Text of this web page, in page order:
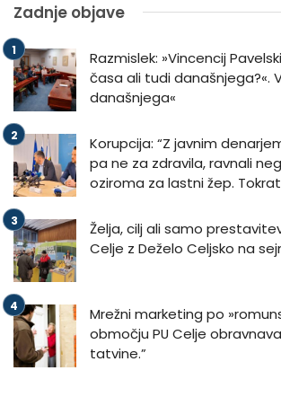
Zadnje objave
Razmislek: »Vincencij
časa ali tudi današnjega?«.
današnjega«
Korupcija: “Z javnim
pa ne za zdravila, ravnali
oziroma za lastni žep.
Želja, cilj ali samo
Celje z Deželo Celjsko na
Mrežni marketing po
območju PU Celje
tatvine.”